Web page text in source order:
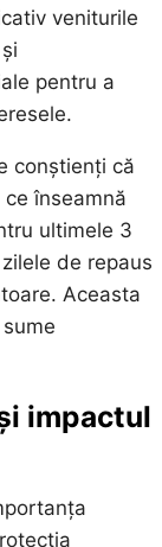
veniturile
pentru a
conștienți că
înseamnă
ultimele 3
de repaus
Aceasta
impactul